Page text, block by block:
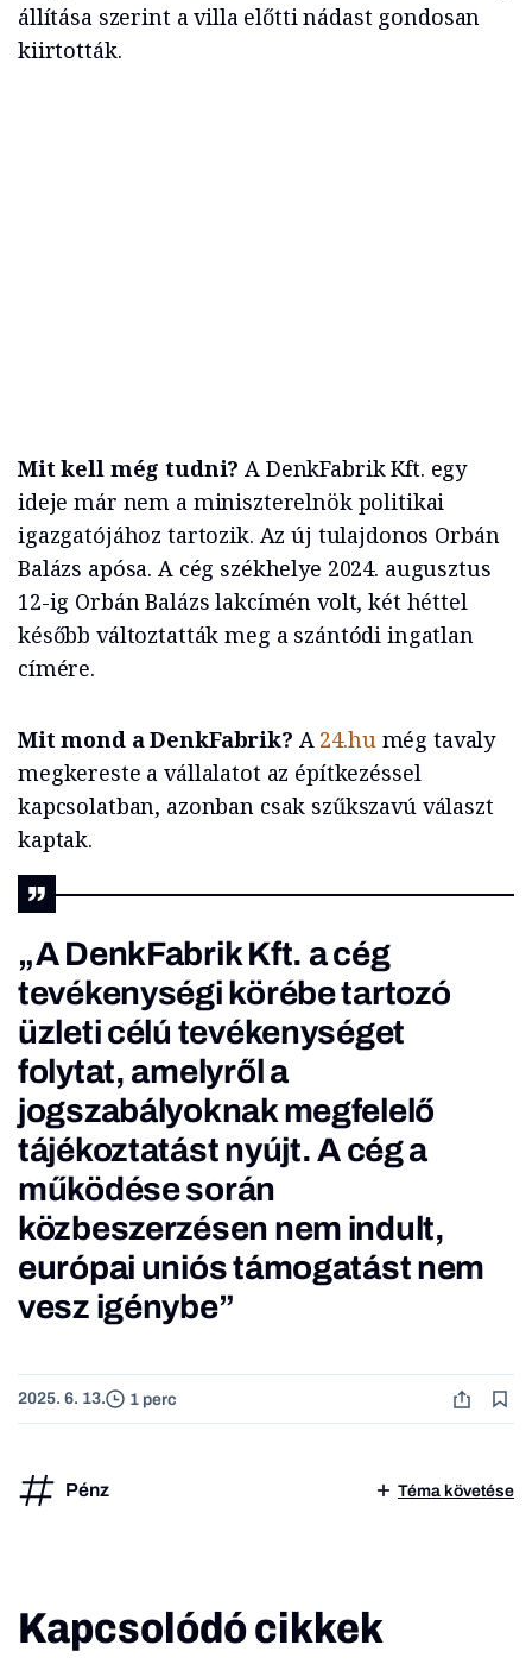
állítása szerint a villa előtti nádast gondosan
kiirtották.
Mit kell még tudni? A DenkFabrik Kft. egy
ideje már nem a miniszterelnök politikai
igazgatójához tartozik. Az új tulajdonos Orbán
Balázs apósa. A cég székhelye 2024. augusztus
12-ig Orbán Balázs lakcímén volt, két héttel
később változtatták meg a szántódi ingatlan
címére.
Mit mond a DenkFabrik? A 24.hu még tavaly
megkereste a vállalatot az építkezéssel
kapcsolatban, azonban csak szűkszavú választ
kaptak.
„A DenkFabrik Kft. a cég
tevékenységi körébe tartozó
üzleti célú tevékenységet
folytat, amelyről a
jogszabályoknak megfelelő
tájékoztatást nyújt. A cég a
működése során
közbeszerzésen nem indult,
európai uniós támogatást nem
vesz igénybe”
2025. 6. 13. 1 perc
Pénz Téma követése
Kapcsolódó cikkek